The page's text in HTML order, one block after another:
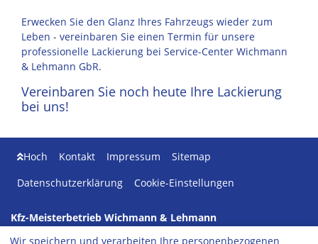
Erwecken Sie den Glanz Ihres Fahrzeugs wieder zum
Leben - vereinbaren Sie einen Termin für unsere
professionelle Lackierung bei Service-Center Wichmann
& Lehmann GbR.
Vereinbaren Sie noch heute Ihre Lackierung
bei uns!
Hoch Kontakt Impressum
Sitemap
Datenschutzerklärung
Cookie-Einstellungen
Kfz-Meisterbetrieb Wichmann & Lehmann
Bayernstr. 29
Wir speichern und verarbeiten Ihre personenbezogenen